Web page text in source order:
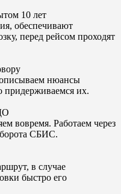
10 лет
обеспечивают
перед рейсом проходят
нюансы
придерживаемся их.
вовремя. Работаем через
СБИС.
в случае
быстро его